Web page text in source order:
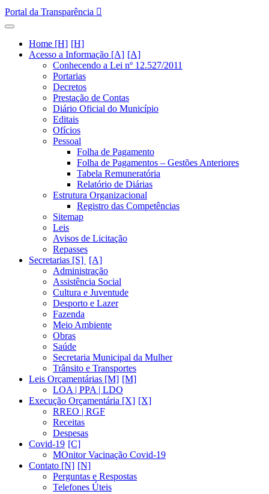
Portal da Transparência
Home [H]
Acesso a Informação [A]
Conhecendo a Lei nº 12.527/2011
Portarias
Decretos
Prestação de Contas
Diário Oficial do Município
Editais
Ofícios
Pessoal
Folha de Pagamento
Folha de Pagamentos – Gestões Anteriores
Tabela Remuneratória
Relatório de Diárias
Estrutura Organizacional
Registro das Competências
Sitemap
Leis
Avisos de Licitação
Repasses
Secretarias [S]
Administração
Assistência Social
Cultura e Juventude
Desporto e Lazer
Fazenda
Meio Ambiente
Obras
Saúde
Secretaria Municipal da Mulher
Trânsito e Transportes
Leis Orçamentárias [M]
LOA | PPA | LDO
Execução Orçamentária [X]
RREO | RGF
Receitas
Despesas
Covid-19
MOnitor Vacinação Covid-19
Contato [N]
Perguntas e Respostas
Telefones Úteis